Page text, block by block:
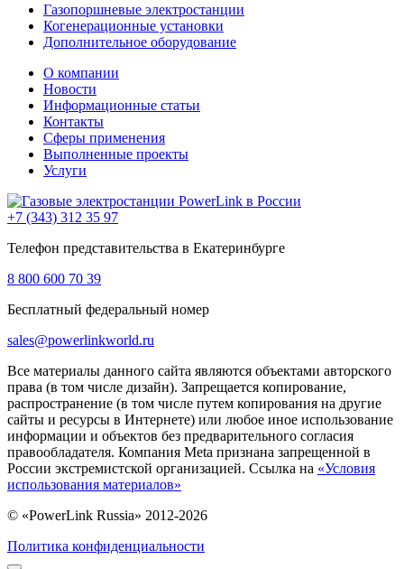
Газопоршневые электростанции
Когенерационные установки
Дополнительное оборудование
О компании
Новости
Информационные статьи
Контакты
Сферы применения
Выполненные проекты
Услуги
+7 (343) 312 35 97
Телефон представительства в Екатеринбурге
8 800 600 70 39
Бесплатный федеральный номер
sales@powerlinkworld.ru
Все материалы данного сайта являются объектами авторского
права (в том числе дизайн). Запрещается копирование,
распространение (в том числе путем копирования на другие
сайты и ресурсы в Интернете) или любое иное использование
информации и объектов без предварительного согласия
правообладателя. Компания Meta признана запрещенной в
России экстремистской организацией. Ссылка на «Условия
использования материалов»
© «PowerLink Russia» 2012-2026
Политика конфиденциальности